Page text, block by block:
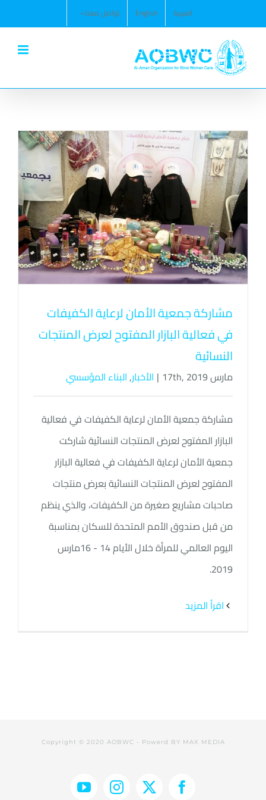
to
content
العربية English تواصل معنا
مشاركة جمعية الأمان لرعاية الكفيفات
في فعالية البازار المفتوح لعرض المنتجات
النسائية
مارس 17th, 2019 | الأخبار,البناء المؤسسي
مشاركة جمعية الأمان لرعاية الكفيفات في فعالية
البازار المفتوح لعرض المنتجات النسائية شاركت
جمعية الأمان لرعاية الكفيفات في فعالية البازار
المفتوح لعرض المنتجات النسائية بعرض منتجات
صاحبات مشاريع صغيرة من الكفيفات، والذي ينظم
من قبل صندوق الأمم المتحدة للسكان بمناسبة
اليوم العالمي للمرأة خلال الأيام 14 - 16مارس
2019.
Copyright © 2020 AOBWC - Powerd BY MAX MEDIA
Facebook
X
Instagram
YouTube